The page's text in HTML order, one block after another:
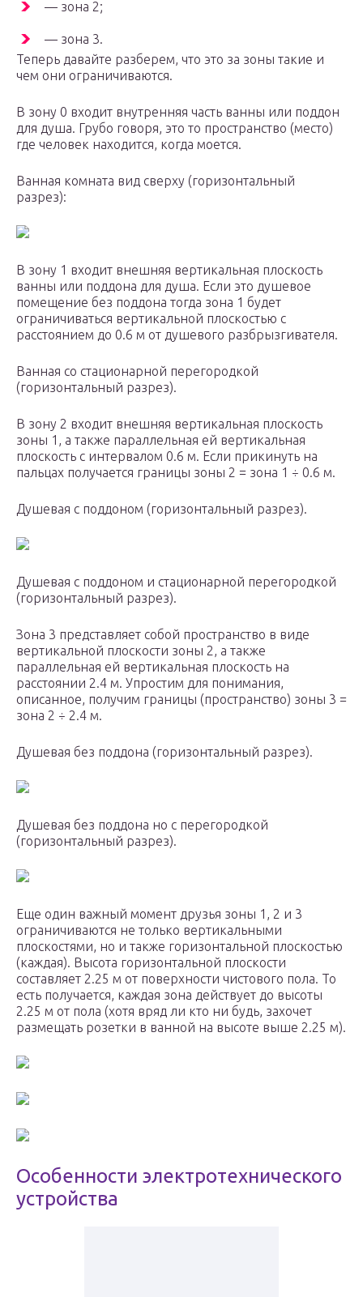
— зона 2;
— зона 3.
Теперь давайте разберем, что это за зоны такие и
чем они ограничиваются.
В зону 0 входит внутренняя часть ванны или поддон
для душа. Грубо говоря, это то пространство (место)
где человек находится, когда моется.
Ванная комната вид сверху (горизонтальный
разрез):
В зону 1 входит внешняя вертикальная плоскость
ванны или поддона для душа. Если это душевое
помещение без поддона тогда зона 1 будет
ограничиваться вертикальной плоскостью с
расстоянием до 0.6 м от душевого разбрызгивателя.
Ванная со стационарной перегородкой
(горизонтальный разрез).
В зону 2 входит внешняя вертикальная плоскость
зоны 1, а также параллельная ей вертикальная
плоскость с интервалом 0.6 м. Если прикинуть на
пальцах получается границы зоны 2 = зона 1 ÷ 0.6 м.
Душевая с поддоном (горизонтальный разрез).
Душевая с поддоном и стационарной перегородкой
(горизонтальный разрез).
Зона 3 представляет собой пространство в виде
вертикальной плоскости зоны 2, а также
параллельная ей вертикальная плоскость на
расстоянии 2.4 м. Упростим для понимания,
описанное, получим границы (пространство) зоны 3 =
зона 2 ÷ 2.4 м.
Душевая без поддона (горизонтальный разрез).
Душевая без поддона но с перегородкой
(горизонтальный разрез).
Еще один важный момент друзья зоны 1, 2 и 3
ограничиваются не только вертикальными
плоскостями, но и также горизонтальной плоскостью
(каждая). Высота горизонтальной плоскости
составляет 2.25 м от поверхности чистового пола. То
есть получается, каждая зона действует до высоты
2.25 м от пола (хотя вряд ли кто ни будь, захочет
размещать розетки в ванной на высоте выше 2.25 м).
Особенности электротехнического
устройства